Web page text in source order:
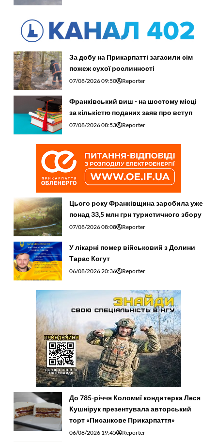
За добу на Прикарпатті загасили сім
пожеж сухої рослинності
07/08/2026 09:50 Reporter
Франківський виш - на шостому місці
за кількістю поданих заяв про вступ
07/08/2026 08:53 Reporter
Цього року Франківщина заробила уже
понад 33,5 млн грн туристичного збору
07/08/2026 08:08 Reporter
У лікарні помер військовий з Долини
Тарас Когут
06/08/2026 20:36 Reporter
До 785-річчя Коломиї кондитерка Леся
Кушнірук презентувала авторський
торт «Писанкове Прикарпаття»
06/08/2026 19:45 Reporter